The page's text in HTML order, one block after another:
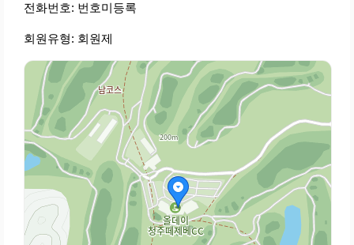
전화번호: 번호미등록
회원유형: 회원제